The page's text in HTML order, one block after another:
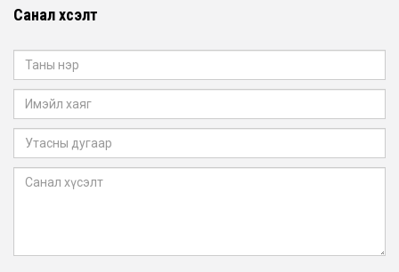
Санал хүсэлт